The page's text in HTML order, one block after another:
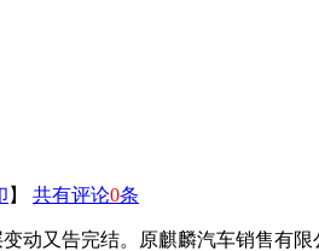
】 共有评论0条
动又告完结。原麒麟汽车销售有限